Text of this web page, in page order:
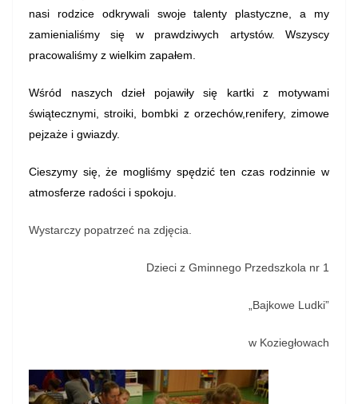
nasi rodzice odkrywali swoje talenty plastyczne, a my
zamienialiśmy się w prawdziwych artystów. Wszyscy
pracowaliśmy z wielkim zapałem.
Wśród naszych dzieł pojawiły się kartki z motywami
świątecznymi, stroiki, bombki z orzechów,renifery, zimowe
pejzaże i gwiazdy.
Cieszymy się, że mogliśmy spędzić ten czas rodzinnie w
atmosferze radości i spokoju.
Wystarczy popatrzeć na zdjęcia.
Dzieci z Gminnego Przedszkola nr 1
„Bajkowe Ludki”
w Koziegłowach